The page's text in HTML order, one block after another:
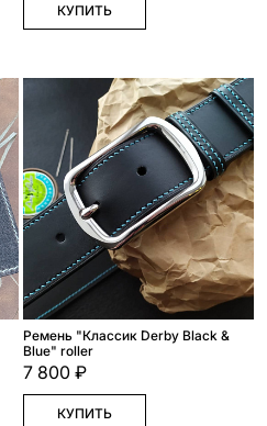
КУПИТЬ
Ремень "Классик Derby Black &
Blue" roller
7 800 ₽
КУПИТЬ